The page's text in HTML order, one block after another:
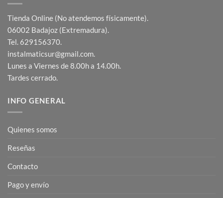
Tienda Online (No atendemos físicamente).
06002 Badajoz (Extremadura).
Tel. 629156370.
instalmaticsur@gmail.com.
Lunes a Viernes de 8.00h a 14.00h.
Tardes cerrado.
INFO GENERAL
Quienes somos
Reseñas
Contacto
Pago y envío